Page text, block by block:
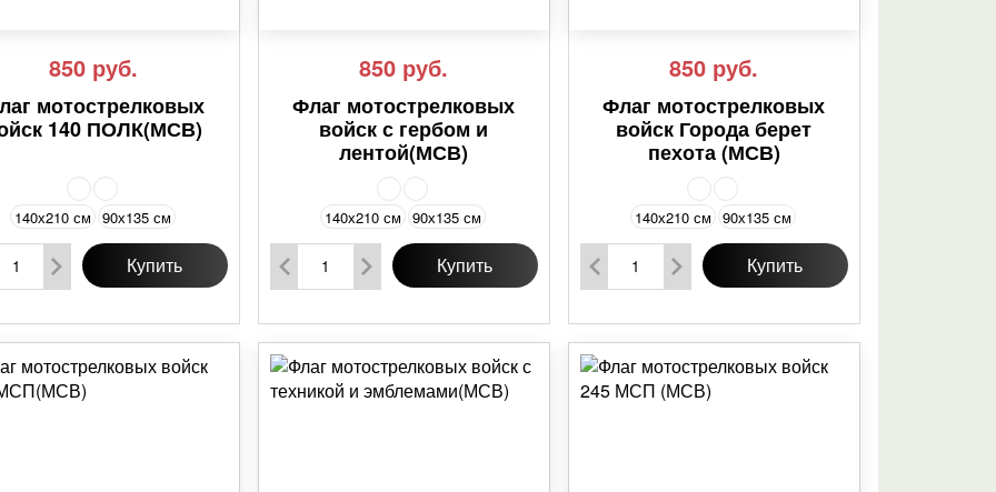
850 руб.
мотострелковых
140 ПОЛК(МСВ)
140х210 см 90х135 см
Купить
850 руб.
Флаг мотострелковых
войск с гербом и
лентой(МСВ)
140х210 см 90х135 см
Купить
850 руб.
Флаг мотострелковых
войск Города берет
пехота (МСВ)
140х210 см 90х135 см
Купить